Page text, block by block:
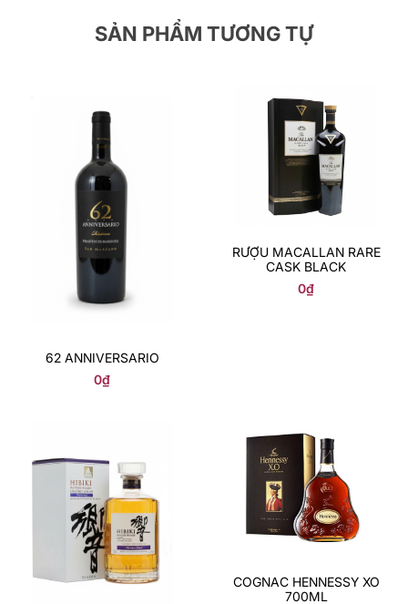
SẢN PHẨM TƯƠNG TỰ
62 ANNIVERSARIO
0₫
RƯỢU MACALLAN RARE
CASK BLACK
0₫
COGNAC HENNESSY XO
700ML